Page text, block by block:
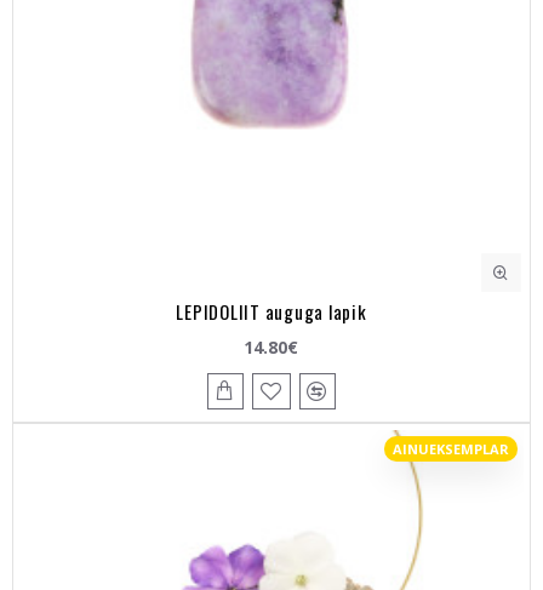
LEPIDOLIIT auguga lapik
14.80€
AINUEKSEMPLAR